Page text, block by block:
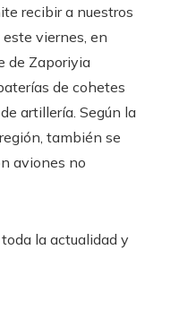
recibir a nuestros
viernes, en
de Zaporiyia
de cohetes
artillería. Según la
también se
aviones no
la actualidad y